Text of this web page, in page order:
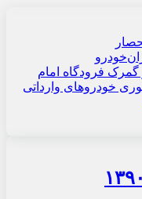
فرودگاه امام
خودروهای وارداتی